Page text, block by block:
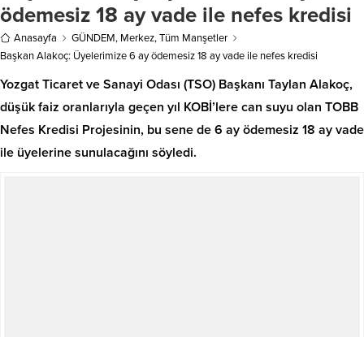
ödemesiz 18 ay vade ile nefes kredisi
Anasayfa GÜNDEM, Merkez,Tüm Manşetler
Başkan Alakoç: Üyelerimize 6 ay ödemesiz 18 ay vade ile nefes kredisi
Yozgat Ticaret ve Sanayi Odası (TSO) Başkanı Taylan Alakoç,
düşük faiz oranlarıyla geçen yıl KOBİ’lere can suyu olan TOBB
Nefes Kredisi Projesinin, bu sene de 6 ay ödemesiz 18 ay vade
ile üyelerine sunulacağını söyledi.